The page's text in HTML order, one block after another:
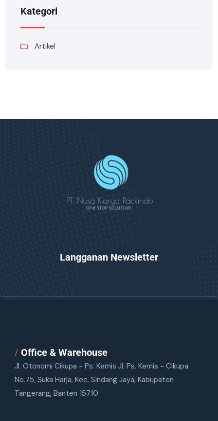
Kategori
Artikel
Langganan Newsletter
/ Office & Warehouse
Jl. Otonomi Cikupa - Ps. Kemis Jl. Ps. Kemis - Cikupa
No.75, Suka Harja, Kec. Sindang Jaya, Kabupaten
Tangerang, Banten 15710